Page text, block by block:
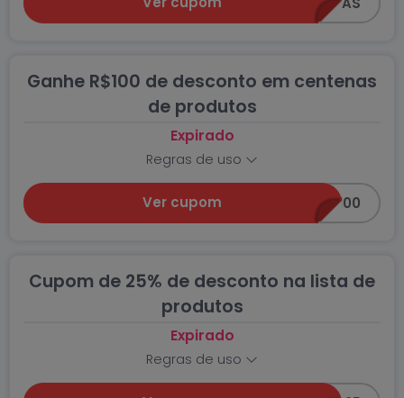
Ganhe R$100 de desconto em centenas
de produtos
Expirado
Regras de uso
Ver cupom GANHE100
Cupom de 25% de desconto na lista de
produtos
Expirado
Regras de uso